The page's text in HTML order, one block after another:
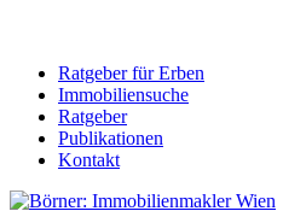
Ratgeber für Erben
Immobiliensuche
Ratgeber
Publikationen
Kontakt